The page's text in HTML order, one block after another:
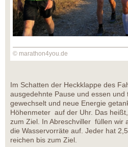
© marathon4you.de
Im Schatten der Heckklappe des
ausgedehnte Pause und essen und
gewechselt und neue Energie
Höhenmeter auf der Uhr. Das
zum Ziel. In Abreschviller füllen wir
die Wasservorräte auf. Jeder hat
reichen bis zum Ziel.